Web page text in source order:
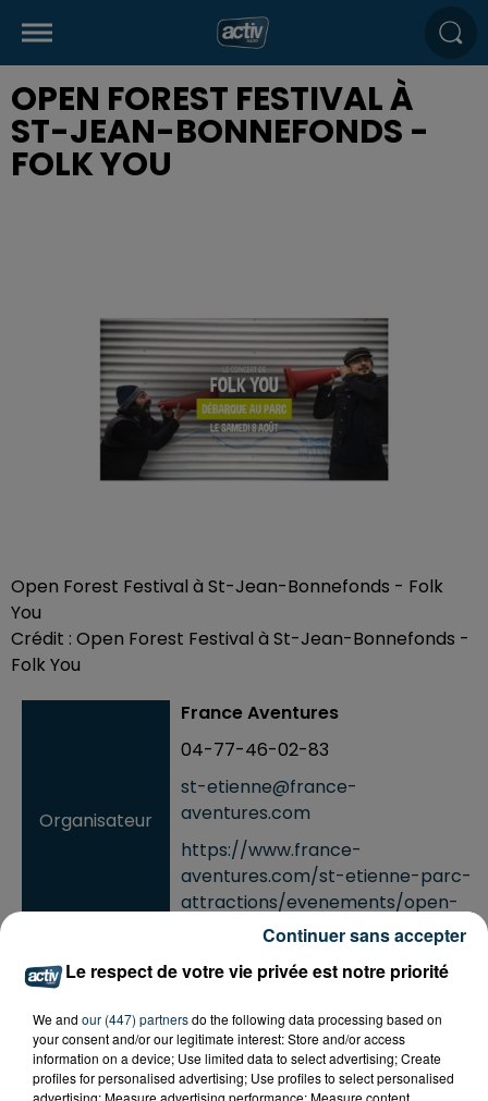
OPEN FOREST FESTIVAL À
ST-JEAN-BONNEFONDS -
FOLK YOU
Open Forest Festival à St-Jean-Bonnefonds - Folk
You
Crédit : Open Forest Festival à St-Jean-Bonnefonds -
Folk You
Organisateur
France Aventures
04-77-46-02-83
st-etienne@france-
aventures.com
https://www.france-
aventures.com/st-etienne-parc-
attractions/evenements/open-
forest-festival/
Ajouter à votre calendrier
Le respect de votre vie privée est notre priorité
We and our (447) partnersdo the following data processing based on
your consent and/or our legitimate interest: Store and/or access
information on a device; Use limited data to select advertising; Create
profiles for personalised advertising; Use profiles to select personalised
advertising; Measure advertising performance; Measure content
Continuer sans accepter